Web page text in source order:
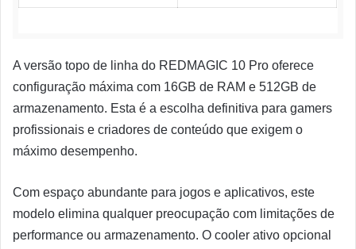
A versão topo de linha do REDMAGIC 10 Pro oferece
configuração máxima com 16GB de RAM e 512GB de
armazenamento. Esta é a escolha definitiva para gamers
profissionais e criadores de conteúdo que exigem o
máximo desempenho.
Com espaço abundante para jogos e aplicativos, este
modelo elimina qualquer preocupação com limitações de
performance ou armazenamento. O cooler ativo opcional